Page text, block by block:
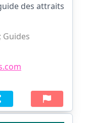
des attraits
; Guides